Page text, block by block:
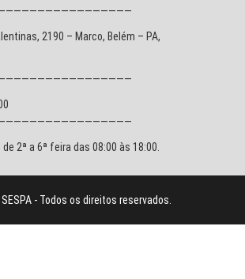
2190 – Marco, Belém – PA,
2ª a 6ª feira das 08:00 às 18:00.
- Todos os direitos reservados.